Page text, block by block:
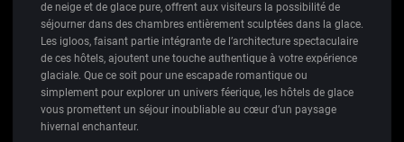
de neige et de glace pure, offrent aux visiteurs la possibilité de
séjourner dans des chambres entièrement sculptées dans la glace.
Les igloos, faisant partie intégrante de l’architecture spectaculaire
de ces hôtels, ajoutent une touche authentique à votre expérience
glaciale. Que ce soit pour une escapade romantique ou
simplement pour explorer un univers féerique, les hôtels de glace
vous promettent un séjour inoubliable au cœur d’un paysage
hivernal enchanteur.